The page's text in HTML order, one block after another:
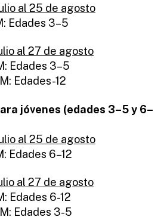
al 25 de agosto
Edades 3–5
al 27 de agosto
Edades 3–5
Edades-12
jóvenes (edades 3–5 y 6–
al 25 de agosto
Edades 6–12
al 27 de agosto
Edades 6-12
Edades 3-5